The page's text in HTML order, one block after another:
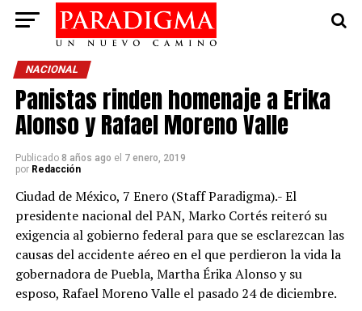
NACIONAL
Panistas rinden homenaje a Erika
Alonso y Rafael Moreno Valle
Publicado 8 años ago el 7 enero, 2019
por Redacción
Ciudad de México, 7 Enero (Staff Paradigma).- El
presidente nacional del PAN, Marko Cortés reiteró su
exigencia al gobierno federal para que se esclarezcan las
causas del accidente aéreo en el que perdieron la vida la
gobernadora de Puebla, Martha Érika Alonso y su
esposo, Rafael Moreno Valle el pasado 24 de diciembre.